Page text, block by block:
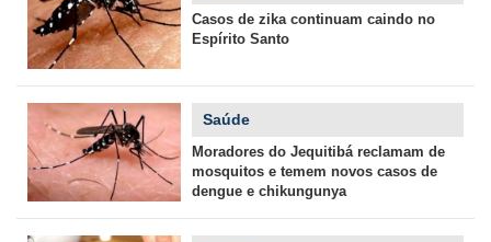
Casos de zika continuam caindo no
Espírito Santo
Saúde
Moradores do Jequitibá reclamam de
mosquitos e temem novos casos de
dengue e chikungunya